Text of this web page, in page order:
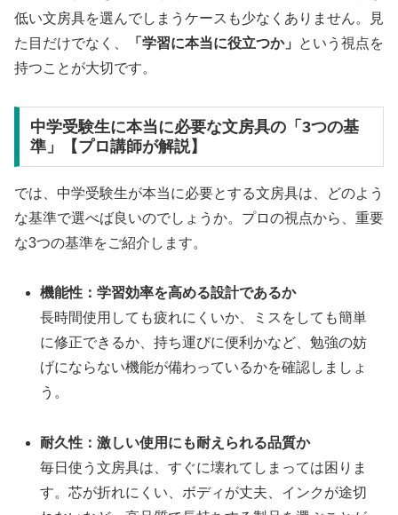
低い文房具を選んでしまうケースも少なくありません。見
た目だけでなく、
「学習に本当に役立つか」
という視点を
持つことが大切です。
中学受験生に本当に必要な文房具の「3つの基
準」【プロ講師が解説】
では、中学受験生が本当に必要とする文房具は、どのよう
な基準で選べば良いのでしょうか。プロの視点から、重要
な3つの基準をご紹介します。
機能性：学習効率を高める設計であるか
長時間使用しても疲れにくいか、ミスをしても簡単
に修正できるか、持ち運びに便利かなど、勉強の妨
げにならない機能が備わっているかを確認しましょ
う。
耐久性：激しい使用にも耐えられる品質か
毎日使う文房具は、すぐに壊れてしまっては困りま
す。芯が折れにくい、ボディが丈夫、インクが途切